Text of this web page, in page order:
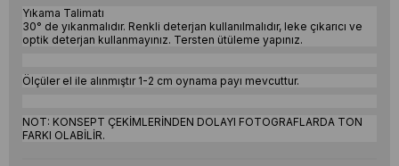
Yıkama Talimatı
30° de yıkanmalıdır. Renkli deterjan kullanılmalıdır, leke çıkarıcı ve
optik deterjan kullanmayınız. Tersten ütüleme yapınız.
Ölçüler el ile alınmıştır 1-2 cm oynama payı mevcuttur.
NOT: KONSEPT ÇEKİMLERİNDEN DOLAYI FOTOGRAFLARDA TON
FARKI OLABİLİR.